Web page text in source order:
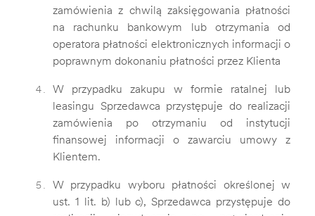
zamówienia z chwilą zaksięgowania płatności
na rachunku bankowym lub otrzymania od
operatora płatności elektronicznych informacji o
poprawnym dokonaniu płatności przez Klienta
W przypadku zakupu w formie ratalnej lub
leasingu Sprzedawca przystępuje do realizacji
zamówienia po otrzymaniu od instytucji
finansowej informacji o zawarciu umowy z
Klientem.
W przypadku wyboru płatności określonej w
ust. 1 lit. b) lub c), Sprzedawca przystępuje do